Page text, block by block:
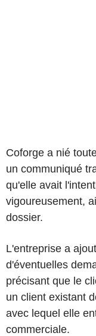
Coforge a nié
un communiqué
qu'elle avait
vigoureusement,
dossier.
L'entreprise a
d'éventuelles
précisant que le
un client existant
avec lequel elle
commerciale.